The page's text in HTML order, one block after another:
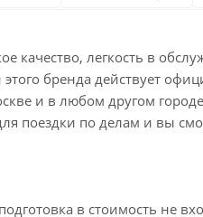
качество, легкость в
бренда действует
и в любом другом
поездки по делам и вы
в стоимость не